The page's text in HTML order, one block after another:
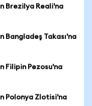
Brezilya Reali'na
Bangladeş Takası'na
Filipin Pezosu'na
Polonya Zlotisi'na